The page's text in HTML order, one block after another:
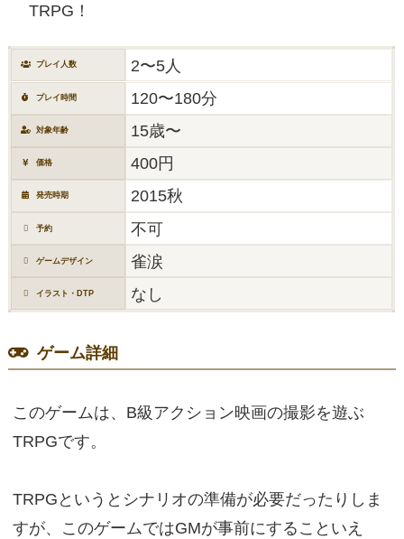
TRPG！
プレイ人数 2〜5人
プレイ時間 120〜180分
対象年齢 15歳〜
価格 400円
発売時期 2015秋
予約 不可
ゲームデザイン 雀涙
イラスト・DTP なし
ゲーム詳細
このゲームは、B級アクション映画の撮影を遊ぶ
TRPGです。
TRPGというとシナリオの準備が必要だったりしま
すが、このゲームではGMが事前にすることいえ